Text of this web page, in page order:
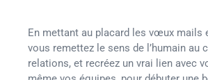
En mettant au placard les vœux mails
vous remettez le sens de l’humain au
relations, et recréez un vrai lien avec